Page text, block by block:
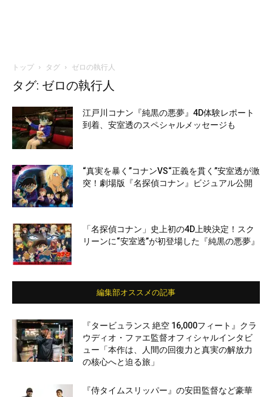
トップ タグ ゼロの執行人
タグ: ゼロの執行人
江戸川コナン『純黒の悪夢』4D体験レポート
到着、安室透のスペシャルメッセージも
“真実を暴く”コナンVS“正義を貫く”安室透が激
突！劇場版『名探偵コナン』ビジュアル公開
「名探偵コナン」史上初の4D上映決定！スク
リーンに“安室透”が初登場した『純黒の悪夢』
編集部オススメの記事
『タービュランス 絶空 16,000フィート』クラ
ウディオ・ファエ監督オフィシャルインタビ
ュー「本作は、人間の回復力と真実の解放力
の核心へと迫る旅」
『侍タイムスリッパー』の安田監督など豪華